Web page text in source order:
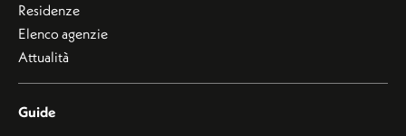
Residenze
Elenco agenzie
Attualità
Guide